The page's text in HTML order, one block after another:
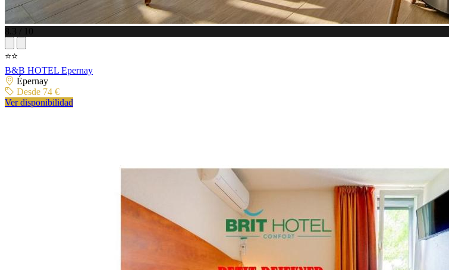
8.3 / 10
⭐⭐
B&B HOTEL Epernay
Épernay
Desde 74 €
Ver disponibilidad